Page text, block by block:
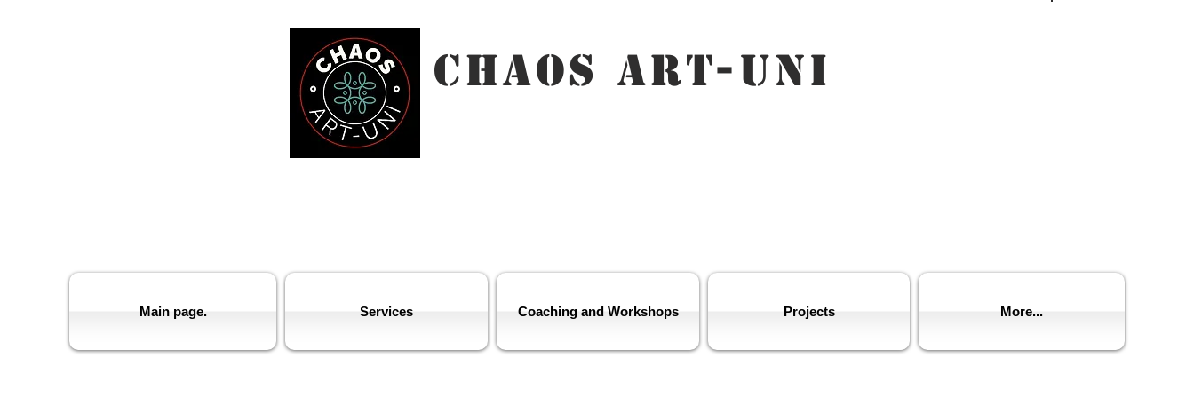
Chaos Art-Uni
Main page. Services Coaching and Workshops Projects More...